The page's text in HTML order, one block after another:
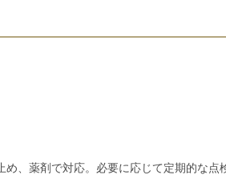
、薬剤で対応。必要に応じて定期的な点